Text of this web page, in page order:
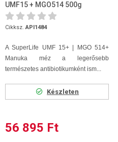
UMF15 + MGO514 500g
Cikksz.API1484
A SuperLife UMF 15+ | MGO 514+
Manuka méz a legerősebb
természetes antibiotikumként ism...
Készleten
56 895 Ft